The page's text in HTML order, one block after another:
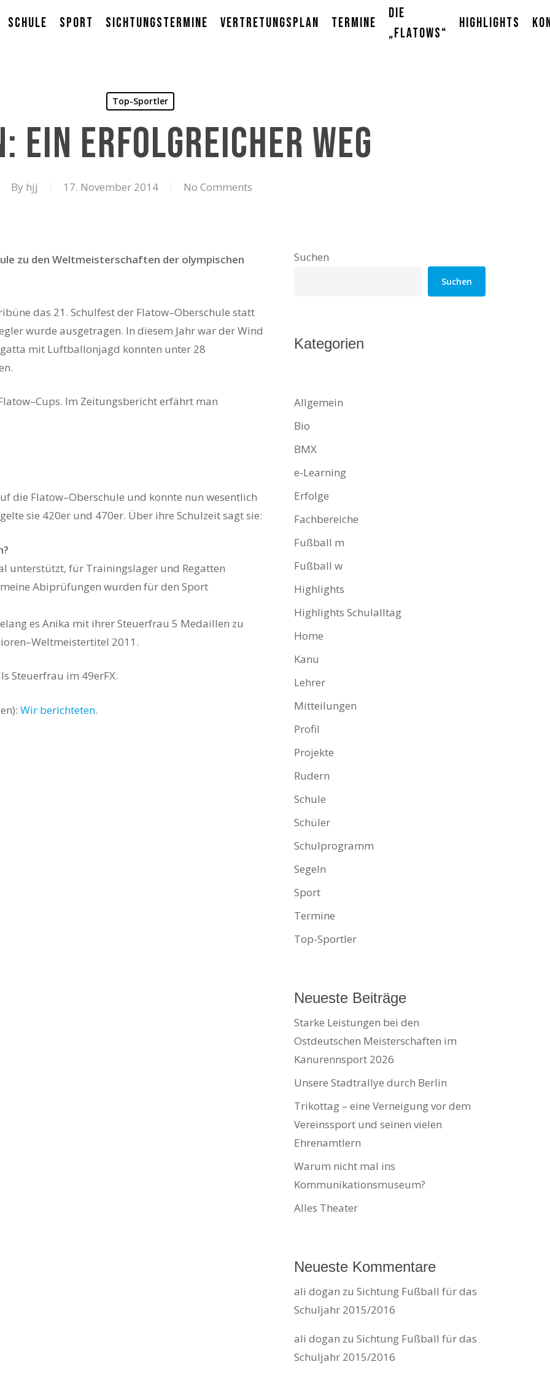
Schule Sport Sichtungstermine Vertretungsplan Termine
Die
„Flatows“
Highlights
Top-Sportler
Ein erfolgreicher Weg
By hjj 17. November 2014 No Comments
zu den Weltmeisterschaften der olympischen
das 21. Schulfest der Flatow–Oberschule statt
wurde ausgetragen. In diesem Jahr war der Wind
mit Luftballonjagd konnten unter 28
Im Zeitungsbericht erfährt man
die Flatow–Oberschule und konnte nun wesentlich
sie 420er und 470er. Über ihre Schulzeit sagt sie:
unterstützt, für Trainingslager und Regatten
Abiprüfungen wurden für den Sport
es Anika mit ihrer Steuerfrau 5 Medaillen zu
2011.
Steuerfrau im 49erFX.
Wir berichteten.
Suchen
Suchen
Kategorien
Allgemein
Bio
BMX
e-Learning
Erfolge
Fachbereiche
Fußball m
Fußball w
Highlights
Highlights Schulalltag
Home
Kanu
Lehrer
Mitteilungen
Profil
Projekte
Rudern
Schule
Schüler
Schulprogramm
Segeln
Sport
Termine
Top-Sportler
Neueste Beiträge
Starke Leistungen bei den
Ostdeutschen Meisterschaften im
Kanurennsport 2026
Unsere Stadtrallye durch Berlin
Trikottag – eine Verneigung vor dem
Vereinssport und seinen vielen
Ehrenamtlern
Warum nicht mal ins
Kommunikationsmuseum?
Alles Theater
Neueste Kommentare
ali dogan zuSichtung Fußball für das
Schuljahr 2015/2016
ali dogan zuSichtung Fußball für das
Schuljahr 2015/2016